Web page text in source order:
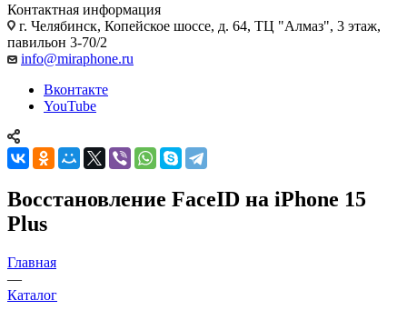
Контактная информация
г. Челябинск, Копейское шоссе, д. 64, ТЦ "Алмаз", 3 этаж,
павильон 3-70/2
info@miraphone.ru
Вконтакте
YouTube
Восстановление FaceID на iPhone 15
Plus
Главная
—
Каталог